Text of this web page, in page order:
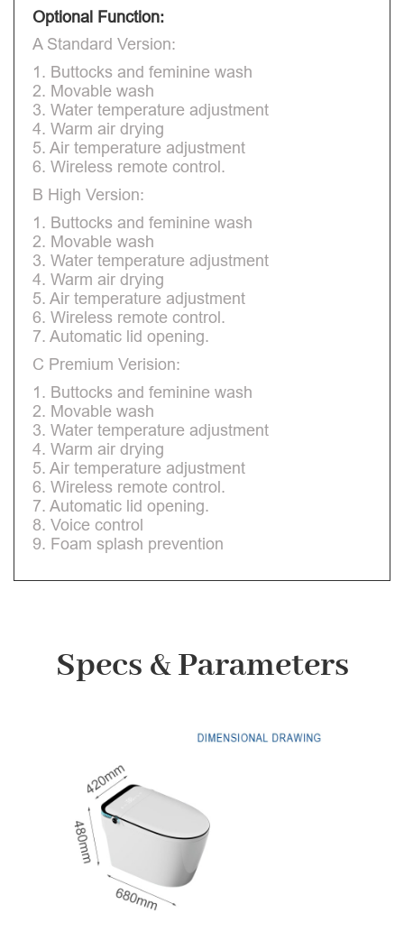
Optional Function:
A Standard Version:
1. Buttocks and feminine wash
2. Movable wash
3. Water temperature adjustment
4. Warm air drying
5. Air temperature adjustment
6. Wireless remote control.
B High Version:
1. Buttocks and feminine wash
2. Movable wash
3. Water temperature adjustment
4. Warm air drying
5. Air temperature adjustment
6. Wireless remote control.
7. Automatic lid opening.
C Premium Verision:
1. Buttocks and feminine wash
2. Movable wash
3. Water temperature adjustment
4. Warm air drying
5. Air temperature adjustment
6. Wireless remote control.
7. Automatic lid opening.
8. Voice control
9. Foam splash prevention
Specs & Parameters